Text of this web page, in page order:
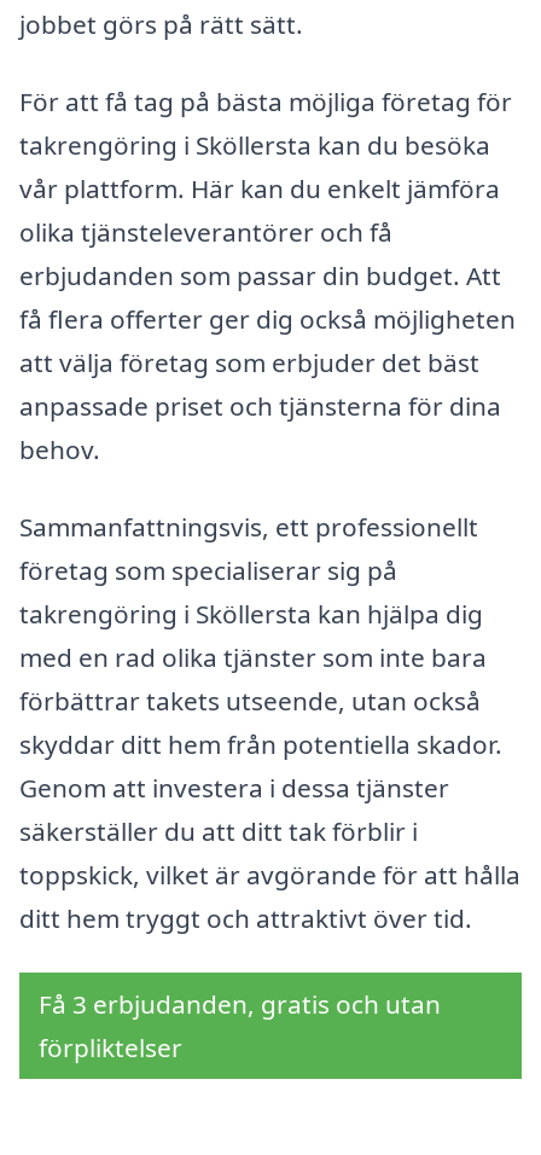
jobbet görs på rätt sätt.
För att få tag på bästa möjliga företag för
takrengöring i Sköllersta kan du besöka
vår plattform. Här kan du enkelt jämföra
olika tjänsteleverantörer och få
erbjudanden som passar din budget. Att
få flera offerter ger dig också möjligheten
att välja företag som erbjuder det bäst
anpassade priset och tjänsterna för dina
behov.
Sammanfattningsvis, ett professionellt
företag som specialiserar sig på
takrengöring i Sköllersta kan hjälpa dig
med en rad olika tjänster som inte bara
förbättrar takets utseende, utan också
skyddar ditt hem från potentiella skador.
Genom att investera i dessa tjänster
säkerställer du att ditt tak förblir i
toppskick, vilket är avgörande för att hålla
ditt hem tryggt och attraktivt över tid.
Få 3 erbjudanden, gratis och utan
förpliktelser